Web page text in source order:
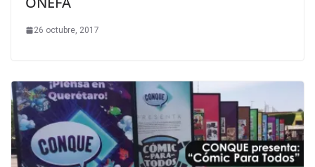
26 octubre, 2017